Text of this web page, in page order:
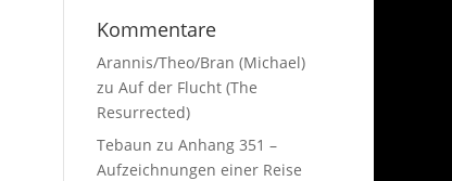
Kommentare
Arannis/Theo/Bran (Michael)
zu Auf der Flucht (The
Resurrected)
Tebaun zu Anhang 351 –
Aufzeichnungen einer Reise